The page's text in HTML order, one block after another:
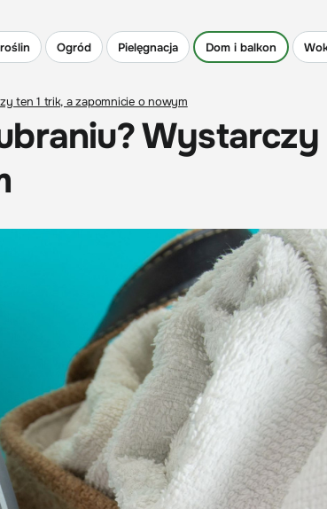
Ogród Pielęgnacja Dom i balkon
ten 1 trik, a zapomnicie o nowym